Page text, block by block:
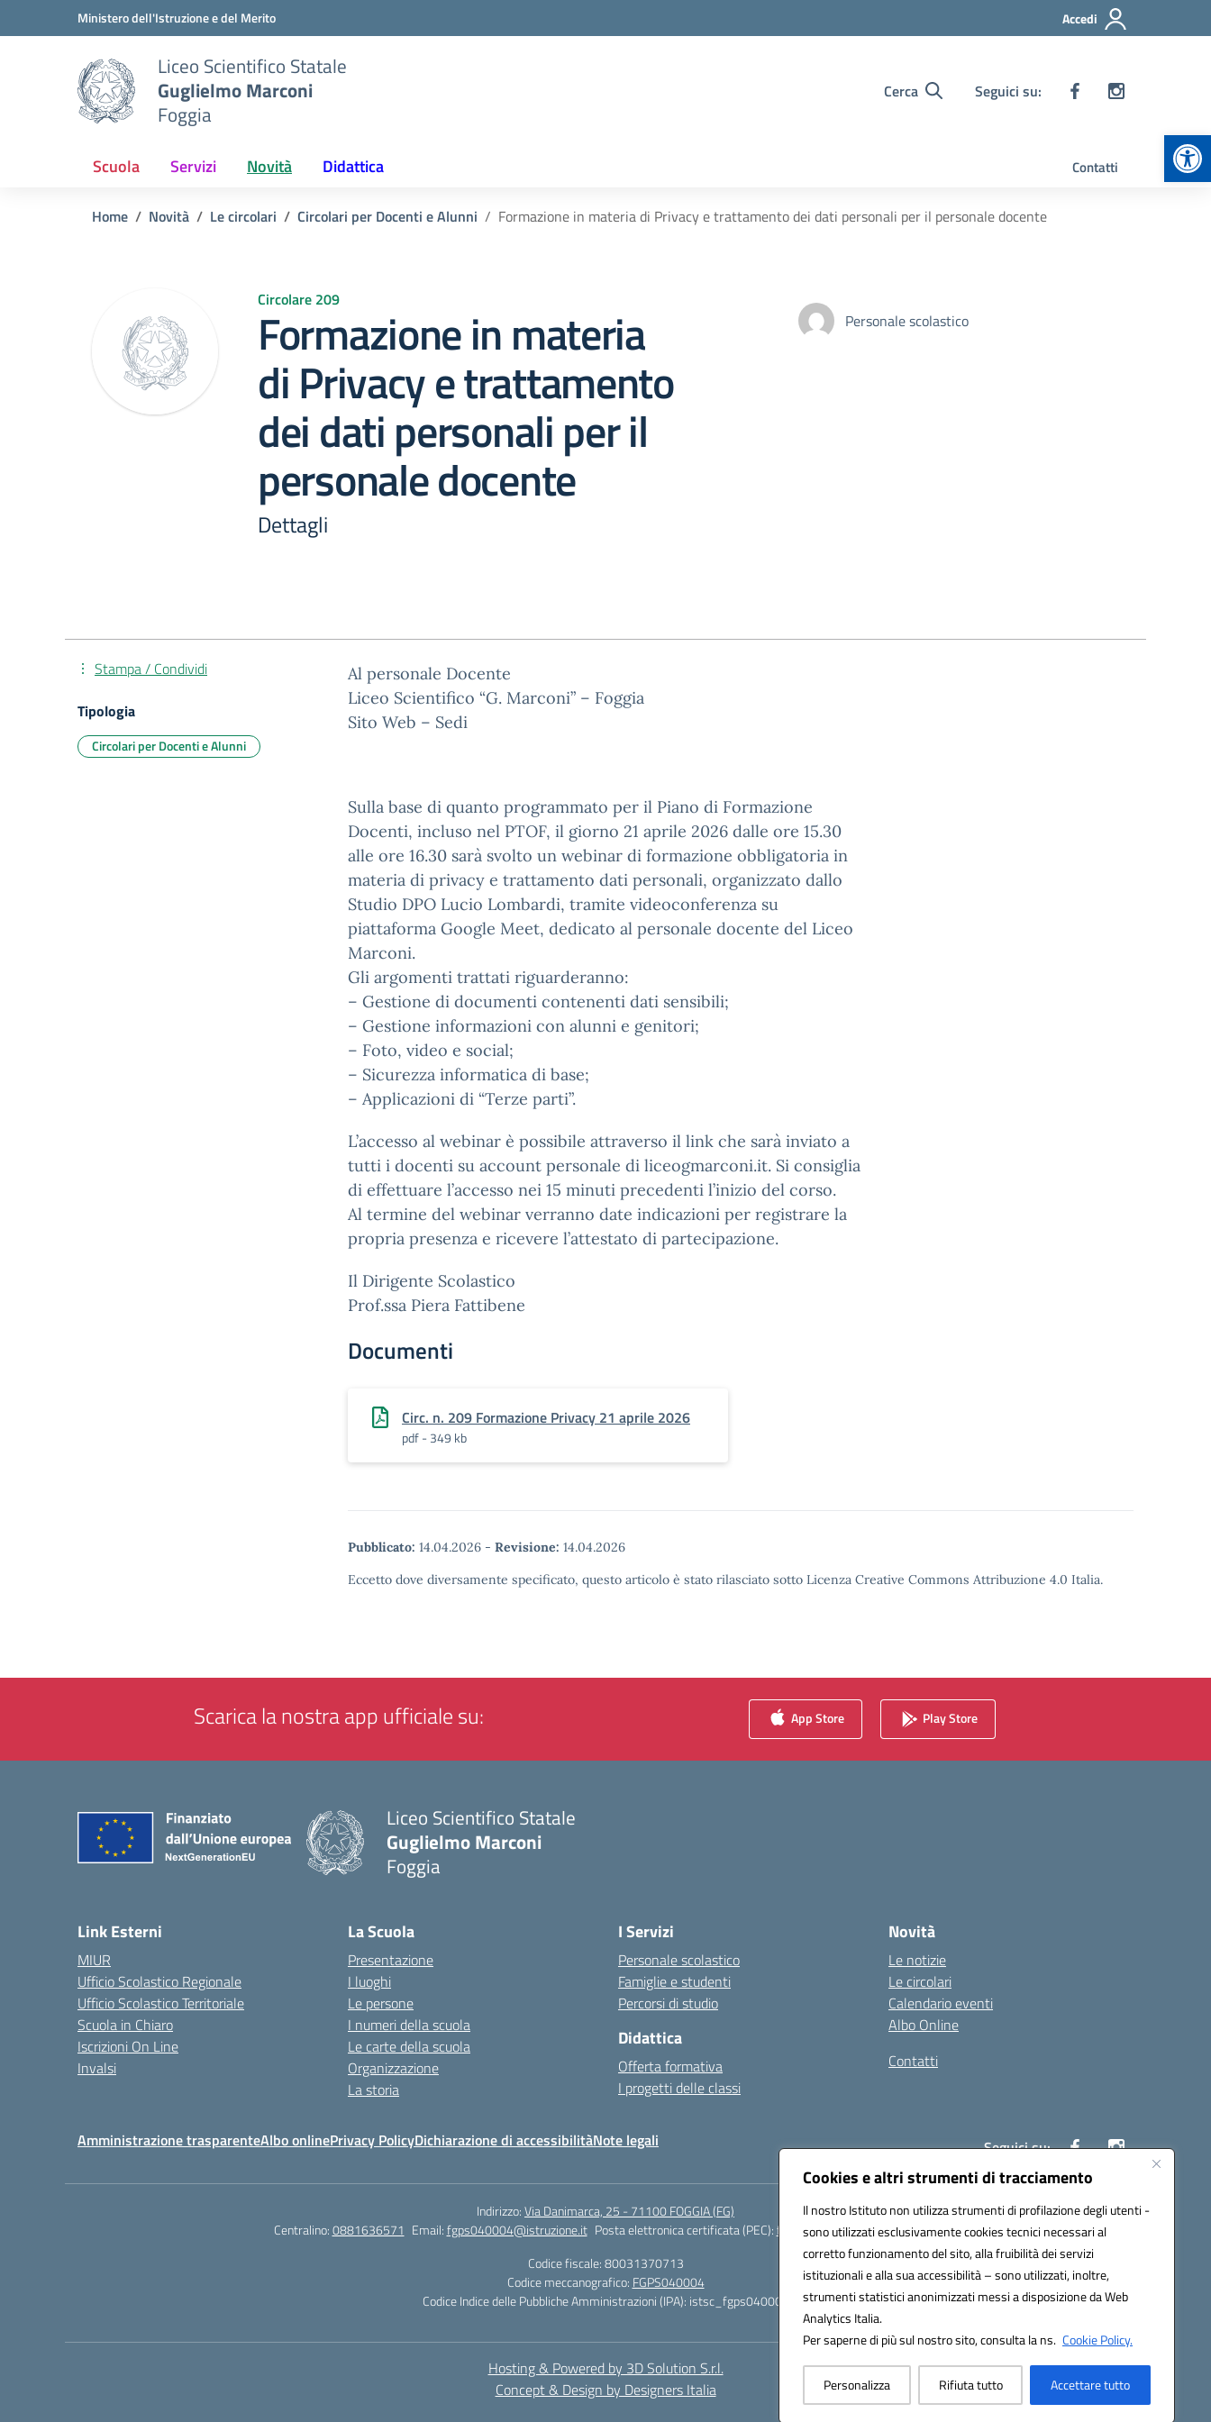
Cookies e altri strumenti di tracciamento
Il nostro Istituto non utilizza strumenti di profilazione degli utenti -
sono utilizzati esclusivamente cookies tecnici necessari al
corretto funzionamento del sito, alla fruibilità dei servizi
istituzionali e alla sua accessibilità – sono utilizzati, inoltre,
strumenti statistici anonimizzati messi a disposizione da Web
Analytics Italia.
Per saperne di più sul nostro sito, consulta la ns. Cookie Policy.
Personalizza Rifiuta tutto Accettare tutto
Vai ai contenuti
Vai al menu di navigazioneMinistero dell'Istruzione e del Merito Accedi
Liceo Scientifico Statale
Guglielmo Marconi
Foggia
Cerca Seguici su:
Scuola Servizi Novità Didattica Contatti
Home Novità Le circolari Circolari per Docenti e Alunni Formazione in materia di Privacy e trattamento dei dati personali per il personale docente
Circolare 209
Formazione in materia
di Privacy e trattamento
dei dati personali per il
personale docente
Dettagli
Personale scolastico
Al personale Docente
Liceo Scientifico “G. Marconi” – Foggia
Sito Web – Sedi
Sulla base di quanto programmato per il Piano di Formazione
Docenti, incluso nel PTOF, il giorno 21 aprile 2026 dalle ore 15.30
alle ore 16.30 sarà svolto un webinar di formazione obbligatoria in
materia di privacy e trattamento dati personali, organizzato dallo
Studio DPO Lucio Lombardi, tramite videoconferenza su
piattaforma Google Meet, dedicato al personale docente del Liceo
Marconi.
Gli argomenti trattati riguarderanno:
– Gestione di documenti contenenti dati sensibili;
– Gestione informazioni con alunni e genitori;
– Foto, video e social;
– Sicurezza informatica di base;
– Applicazioni di “Terze parti”.
L’accesso al webinar è possibile attraverso il link che sarà inviato a
tutti i docenti su account personale di liceogmarconi.it. Si consiglia
di effettuare l’accesso nei 15 minuti precedenti l’inizio del corso.
Al termine del webinar verranno date indicazioni per registrare la
propria presenza e ricevere l’attestato di partecipazione.
Il Dirigente Scolastico
Prof.ssa Piera Fattibene
Documenti
Circ. n. 209 Formazione Privacy 21 aprile 2026
pdf - 349 kb
Pubblicato: 14.04.2026 - Revisione: 14.04.2026
Eccetto dove diversamente specificato, questo articolo è stato rilasciato sotto Licenza Creative Commons Attribuzione 4.0 Italia.
Stampa / Condividi
Tipologia
Circolari per Docenti e Alunni
Scarica la nostra app ufficiale su: App Store Play Store
Liceo Scientifico Statale
Guglielmo Marconi
Foggia
Link Esterni
MIUR
Ufficio Scolastico Regionale
Ufficio Scolastico Territoriale
Scuola in Chiaro
Iscrizioni On Line
Invalsi
La Scuola
Presentazione
I luoghi
Le persone
I numeri della scuola
Le carte della scuola
Organizzazione
La storia
I Servizi
Personale scolastico
Famiglie e studenti
Percorsi di studio
Didattica
Offerta formativa
I progetti delle classi
Novità
Le notizie
Le circolari
Calendario eventi
Albo Online
Contatti
Amministrazione trasparenteAlbo onlinePrivacy PolicyDichiarazione di accessibilitàNote legali Seguici su:
Indirizzo:Via Danimarca, 25 - 71100 FOGGIA (FG)
Centralino:0881636571 Email:fgps040004@istruzione.it Posta elettronica certificata (PEC):fgps040004@pec.istruzione.it
Codice fiscale: 80031370713
Codice meccanografico: FGPS040004
Codice Indice delle Pubbliche Amministrazioni (IPA): istsc_fgps040004
Hosting & Powered by 3D Solution S.r.l.
Concept & Design by Designers Italia